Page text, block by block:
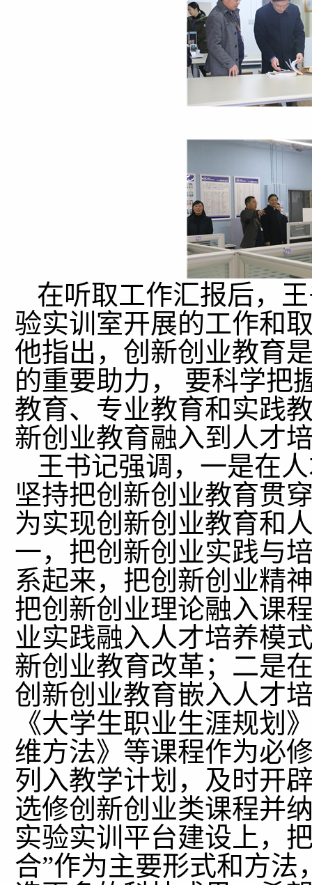
在听取工作汇报后，
验实训室开展的工作和
他指出，创新创业教育
的重要助力， 要科学把
教育、 专业教育和实践
新创业教育融入到人才
王书记强调，一是在
坚持把创新创业教育贯
为实现创新创业教育和
一，把创新创业实践与
系起来，把创新创业精
把创新创业理论融入课
业实践融入人才培养模
新创业教育改革；二是
创新创业教育嵌入人才
《大学生职业生涯规划
维方法》等课程作为必
列入教学计划，及时开
选修创新创业类课程并
实验实训平台建设上，
合”作为主要形式和方法